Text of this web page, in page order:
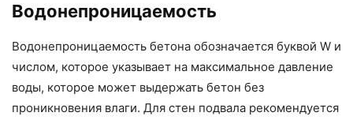
Водонепроницаемость
Водонепроницаемость бетона обозначается буквой W и
числом, которое указывает на максимальное давление
воды, которое может выдержать бетон без
проникновения влаги. Для стен подвала рекомендуется